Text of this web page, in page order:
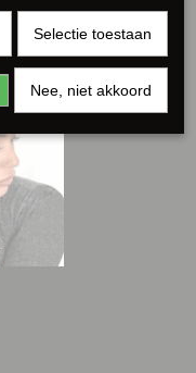
Selectie toestaan
Nee, niet akkoord